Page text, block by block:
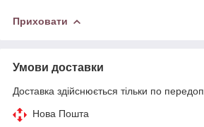
Приховати
Умови доставки
Доставка здійснюється тільки по
Нова Пошта